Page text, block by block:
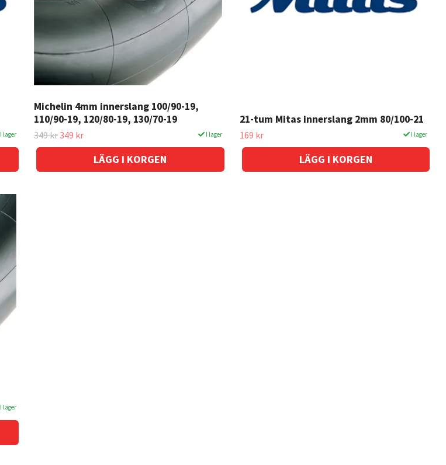
I lager
Michelin 4mm innerslang 100/90-19,
110/90-19, 120/80-19, 130/70-19
349 kr349 kr I lager
21-tum Mitas innerslang 2mm 80/100-21
169 kr I lager
I lager